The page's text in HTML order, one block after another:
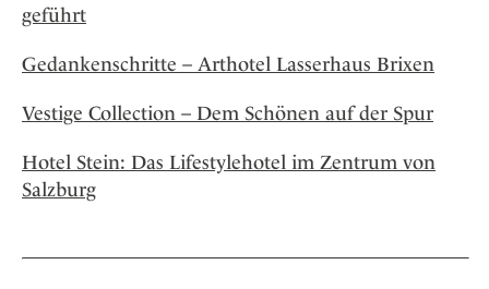
geführt
Gedankenschritte – Arthotel Lasserhaus Brixen
Vestige Collection – Dem Schönen auf der Spur
Hotel Stein: Das Lifestylehotel im Zentrum von
Salzburg